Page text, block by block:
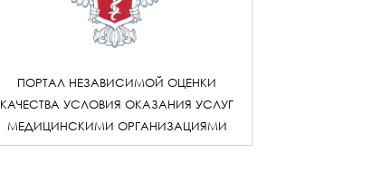
ПОРТАЛ НЕЗАВИСИМОЙ ОЦЕНКИ
КАЧЕСТВА УСЛОВИЯ ОКАЗАНИЯ УСЛУГ
МЕДИЦИНСКИМИ ОРГАНИЗАЦИЯМИ